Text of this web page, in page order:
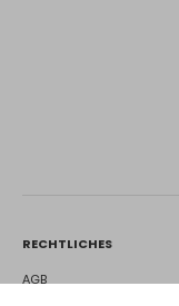
RECHTLICHES
AGB